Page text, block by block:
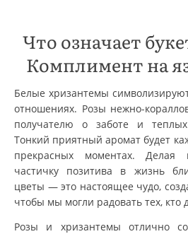
Что означает
Комплимент на
Белые хризантемы
отношениях. Розы нежно-
получателю о заботе и теплых
Тонкий приятный аромат будет
прекрасных моментах. Делая
частичку позитива в жизнь
цветы — это настоящее чудо,
чтобы мы могли радовать тех, кто
Розы и хризантемы отлично